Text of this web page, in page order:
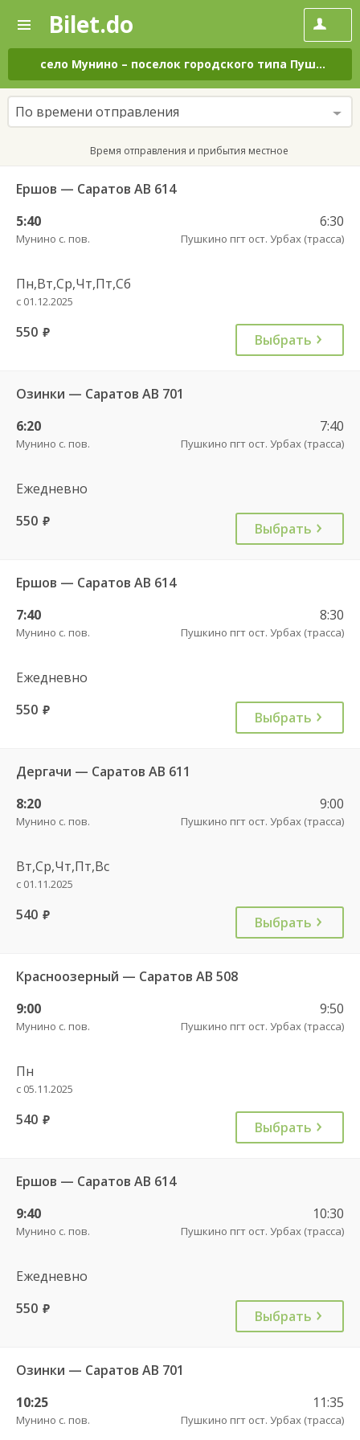
—
Поиск
и
покупка
билетов
на
автобус
онлайн
Bilet.do
село Мунино – поселок городского типа Пушкино
По времени отправления
Время отправления и прибытия местное
Ершов — Саратов АВ 614
5:40
Мунино с. пов.
6:30
Пушкино пгт ост. Урбах (трасса)
Пн,Вт,Ср,Чт,Пт,Сб
с 01.12.2025
550 руб. Выбрать
Озинки — Саратов АВ 701
6:20
Мунино с. пов.
7:40
Пушкино пгт ост. Урбах (трасса)
Ежедневно
550 руб. Выбрать
Ершов — Саратов АВ 614
7:40
Мунино с. пов.
8:30
Пушкино пгт ост. Урбах (трасса)
Ежедневно
550 руб. Выбрать
Дергачи — Саратов АВ 611
8:20
Мунино с. пов.
9:00
Пушкино пгт ост. Урбах (трасса)
Вт,Ср,Чт,Пт,Вс
с 01.11.2025
540 руб. Выбрать
Красноозерный — Саратов АВ 508
9:00
Мунино с. пов.
9:50
Пушкино пгт ост. Урбах (трасса)
Пн
с 05.11.2025
540 руб. Выбрать
Ершов — Саратов АВ 614
9:40
Мунино с. пов.
10:30
Пушкино пгт ост. Урбах (трасса)
Ежедневно
550 руб. Выбрать
Озинки — Саратов АВ 701
10:25
Мунино с. пов.
11:35
Пушкино пгт ост. Урбах (трасса)